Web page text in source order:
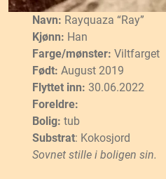
Navn: Rayquaza “Ray”
Kjønn: Han
Farge/mønster: Viltfarget
Født: August 2019
Flyttet inn: 30.06.2022
Foreldre:
Bolig: tub
Substrat: Kokosjord
Sovnet stille i boligen sin.